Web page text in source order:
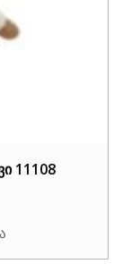
11108